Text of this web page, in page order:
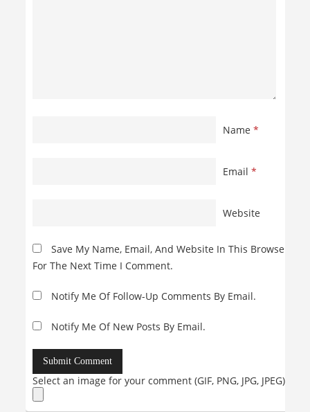
Name *
Email *
Website
Save My Name, Email, And Website In This Browser
For The Next Time I Comment.
Notify Me Of Follow-Up Comments By Email.
Notify Me Of New Posts By Email.
Select an image for your comment (GIF, PNG, JPG, JPEG):